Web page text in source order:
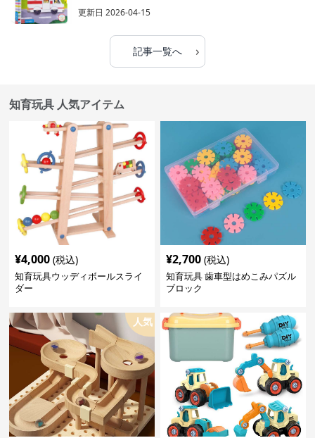
更新日2026-04-15
記事一覧へ ›
知育玩具 人気アイテム
¥4,000 (税込)
知育玩具ウッディボールスライ
ダー
¥2,700 (税込)
知育玩具 歯車型はめこみパズル
ブロック
人気